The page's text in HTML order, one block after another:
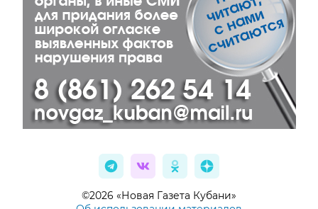
©2026 «Новая Газета Кубани»